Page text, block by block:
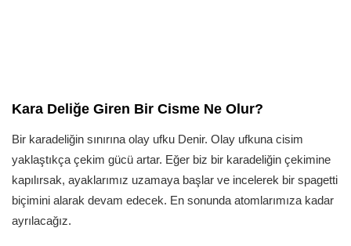
Kara Deliğe Giren Bir Cisme Ne Olur?
Bir karadeliğin sınırına olay ufku Denir. Olay ufkuna cisim
yaklaştıkça çekim gücü artar. Eğer biz bir karadeliğin çekimine
kapılırsak, ayaklarımız uzamaya başlar ve incelerek bir spagetti
biçimini alarak devam edecek. En sonunda atomlarımıza kadar
ayrılacağız.